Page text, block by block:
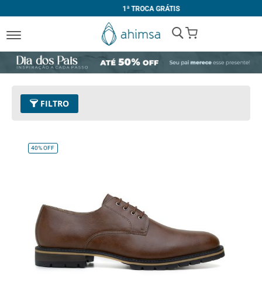
1ª TROCA GRÁTIS
My Cart
FILTRO
Tamanho
Conhaque
40%OFF